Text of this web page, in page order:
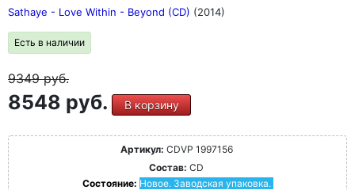
Sathaye - Love Within - Beyond (CD) (2014)
Есть в наличии
9349руб.
8548 руб. В корзину
Артикул: CDVP 1997156
Состав: CD
Состояние: Новое. Заводская упаковка.